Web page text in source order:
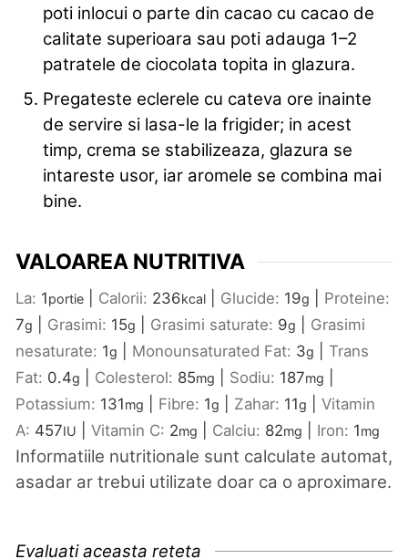
poti inlocui o parte din cacao cu cacao de
calitate superioara sau poti adauga 1–2
patratele de ciocolata topita in glazura.
Pregateste eclerele cu cateva ore inainte
de servire si lasa-le la frigider; in acest
timp, crema se stabilizeaza, glazura se
intareste usor, iar aromele se combina mai
bine.
VALOAREA NUTRITIVA
La: 1portie Calorii: 236kcal Glucide: 19g
Proteine:
7g Grasimi: 15g Grasimi saturate: 9g
Grasimi
nesaturate: 1g Monounsaturated Fat: 3g
Trans
Fat: 0.4g Colesterol: 85mg Sodiu: 187mg
Potassium: 131mg Fibre: 1g Zahar: 11g
Vitamin
A: 457IU Vitamin C: 2mg Calciu: 82mg Iron: 1mg
Informatiile nutritionale sunt calculate automat,
asadar ar trebui utilizate doar ca o aproximare.
Evaluati aceasta reteta